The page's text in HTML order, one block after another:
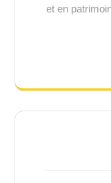
et en